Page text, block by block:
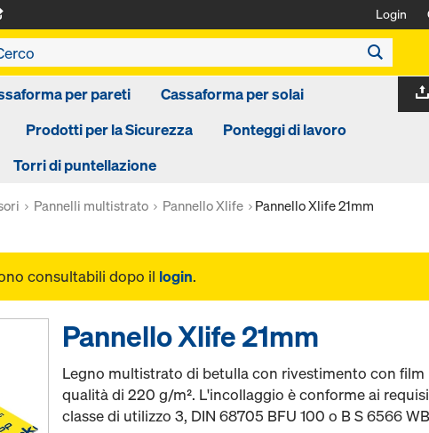
Login
per pareti
Cassaforma per solai
Prodotti per la Sicurezza
Ponteggi di lavoro
Torri di puntellazione
Pannelli multistrato Pannello Xlife Pannello Xlife 21mm
consultabili dopo il login.
Pannello Xlife 21mm
Legno multistrato di betulla con rivestimento con film
qualità di 220 g/m². L'incollaggio è conforme ai
classe di utilizzo 3, DIN 68705 BFU 100 o B S 6566